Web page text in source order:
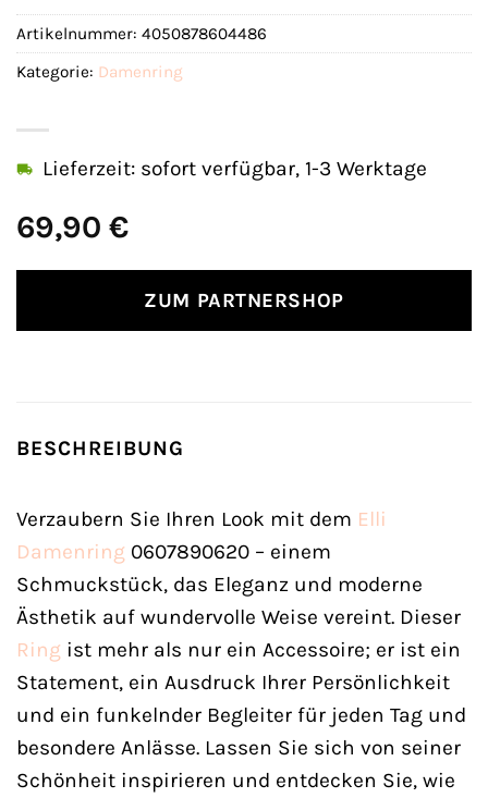
69,90 €
Lieferzeit: sofort verfügbar, 1-3 Werktage
ZUM PARTNERSHOP
Artikelnummer: 4050878604486
Kategorie: Damenring
BESCHREIBUNG
Verzaubern Sie Ihren Look mit dem Elli
Damenring 0607890620 – einem
Schmuckstück, das Eleganz und moderne
Ästhetik auf wundervolle Weise vereint. Dieser
Ring ist mehr als nur ein Accessoire; er ist ein
Statement, ein Ausdruck Ihrer Persönlichkeit
und ein funkelnder Begleiter für jeden Tag und
besondere Anlässe. Lassen Sie sich von seiner
Schönheit inspirieren und entdecken Sie, wie